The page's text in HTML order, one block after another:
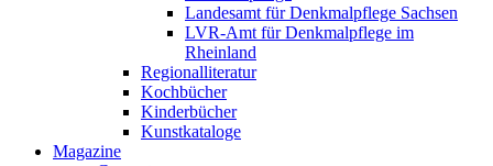
Landesamt für Denkmalpflege Sachsen
LVR-Amt für Denkmalpflege im
Rheinland
Regionalliteratur
Kochbücher
Kinderbücher
Kunstkataloge
Magazine